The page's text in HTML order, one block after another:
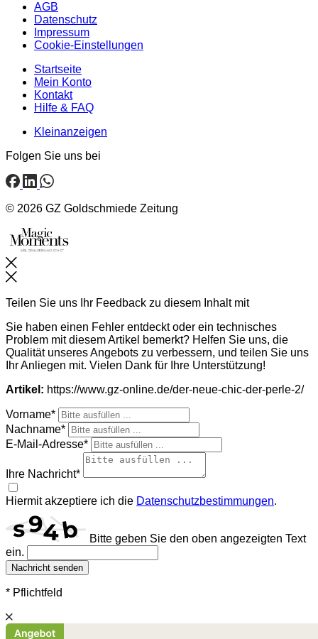
AGB
Datenschutz
Impressum
Cookie-Einstellungen
Startseite
Mein Konto
Kontakt
Hilfe & FAQ
Kleinanzeigen
Folgen Sie uns bei
© 2026 GZ Goldschmiede Zeitung
Schließen
Teilen Sie uns Ihr Feedback zu diesem Inhalt mit
Sie haben einen Fehler entdeckt oder ein technisches
Problem mit diesem Artikel bemerkt? Helfen Sie uns, die
Qualität unseres Angebots zu verbessern, und teilen Sie uns
Ihr Anliegen mit. Vielen Dank für Ihre Unterstützung!
Artikel: https://www.gz-online.de/der-neue-chic-der-perle-2/
Vorname*
Nachname*
E-Mail-Adresse*
Ihre Nachricht*
Hiermit akzeptiere ich die Datenschutzbestimmungen.
Bitte geben Sie den oben angezeigten Text
ein.
Nachricht senden
* Pflichtfeld
Schließen